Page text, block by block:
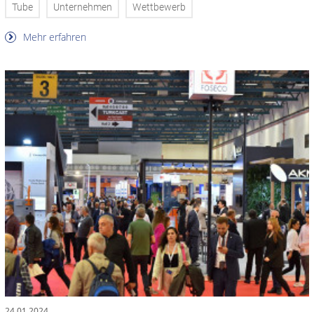
Tube Unternehmen Wettbewerb
Mehr erfahren